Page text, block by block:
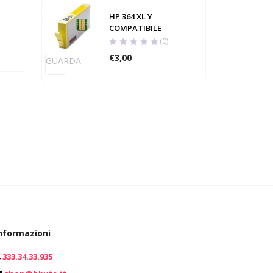
GUARDA
HP 364 XL Y
COMPATIBILE
(0)
€3,00
333.34.33.935